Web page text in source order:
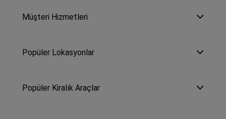
Müşteri Hizmetleri
Popüler Lokasyonlar
Popüler Kiralık Araçlar